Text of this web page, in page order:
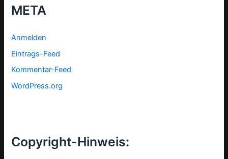
META
Anmelden
Eintrags-Feed
Kommentar-Feed
WordPress.org
Copyright-Hinweis: